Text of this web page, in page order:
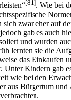
[81]. Wie bei
sich zwar eher auf
gab es auch
und wurden
lernten sie die
das Einkaufen
Unter Kindern gab
wie bei den
aus Bürgertum und